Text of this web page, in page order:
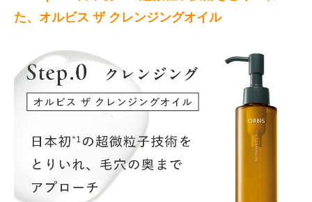
た、オルビス ザ クレンジングオイル